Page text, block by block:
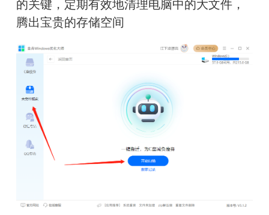
的关键，定期有效地清理电脑中的大文件，
腾出宝贵的存储空间